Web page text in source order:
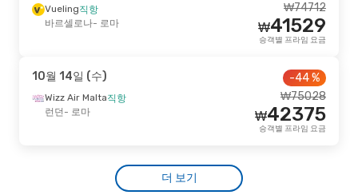
9월 9일 (수)- 9월 11일 (금)
로마- 자그레브
-29 %
107105
76031
승객별 프라임 요금
8월 25일 (화) -22 %
94918
₩
승객별 프라임 요금
Vueling직항
바르셀로나- 로마
74712
₩
41529
₩
승객별 프라임 요금
10월 14일 (수)
Wizz Air Malta직항
런던 - 로마
-44 %
75028
₩
42375
₩
승객별 프라임 요금
더 보기